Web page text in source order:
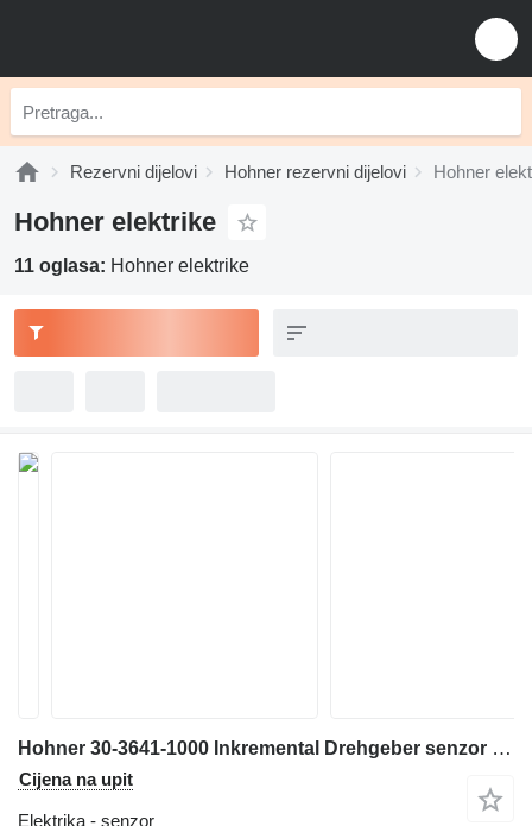
Rezervni dijelovi Hohner rezervni dijelovi Hohner
Hohner elektrike
11 oglasa: Hohner elektrike
Hohner 30-3641-1000 Inkremental Drehgeber senzor za industrijske opreme
Cijena na upit
Elektrika - senzor